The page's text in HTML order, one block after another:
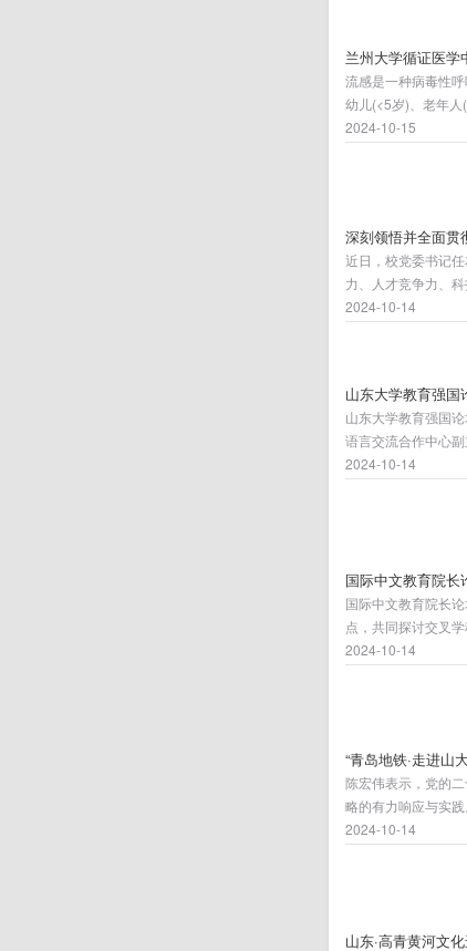
兰州大学循证医
流感是一种病毒性
幼儿(<5岁)、老年人
每年在全球范围内
2024-10-15
深刻领悟并全面贯
近日，校党委书记
力、人才竞争力、
强国的实践要求，
2024-10-14
山东大学教育强
山东大学教育强国
语言交流合作中心
2024-10-14
国际中文教育院
国际中文教育院长
点，共同探讨交叉
2024-10-14
“青岛地铁·走进山
陈宏伟表示，党的
略的有力响应与实
在合作空间，拓宽
2024-10-14
山东·高青黄河文